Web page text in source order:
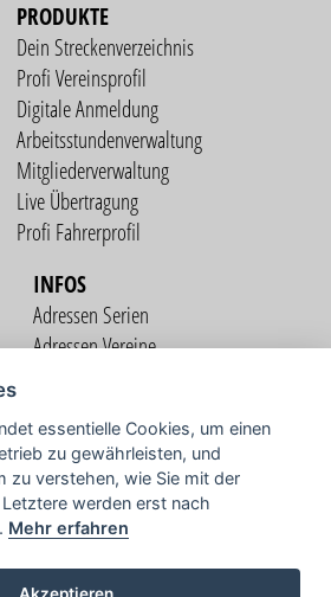
PRODUKTE
Dein Streckenverzeichnis
Profi Vereinsprofil
Digitale Anmeldung
Arbeitsstundenverwaltung
Mitgliederverwaltung
Live Übertragung
Profi Fahrerprofil
INFOS
Adressen Serien
Adressen Vereine
COMMUNITY
TV
essentielle Cookies, um einen
zu gewährleisten, und
zu verstehen, wie Sie mit der
werden erst nach
Mehr erfahren